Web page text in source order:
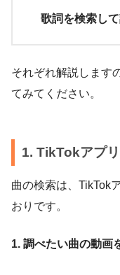
歌詞を検索し
それぞれ解説します
てみてください。
1. TikTokアプ
曲の検索は、TikTok
おりです。
1. 調べたい曲の動画